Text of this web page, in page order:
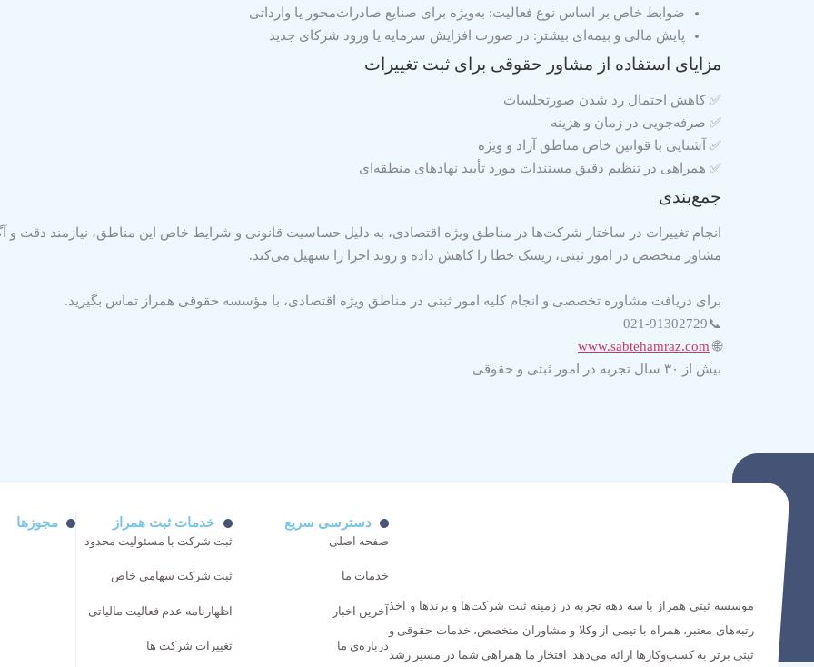
ضوابط خاص بر اساس نوع فعالیت: به‌ویژه برای صنایع صادرات‌محور یا وارداتی
پایش مالی و بیمه‌ای بیشتر : در صورت افزایش سرمایه یا ورود شرکای جدید
مزایای استفاده از مشاور حقوقی برای ثبت تغییرات
✅ کاهش احتمال رد شدن صورتجلسات
✅ صرفه‌جویی در زمان و هزینه
✅ آشنایی با قوانین خاص مناطق آزاد و ویژه
✅ همراهی در تنظیم دقیق مستندات مورد تأیید نهادهای منطقه‌ای
جمع‌بندی
انجام تغییرات در ساختار شرکت‌ها در مناطق ویژه اقتصادی، به دلیل حساسیت قانونی و شرایط خاص این مناطق، نیازمند دقت و
مشاور متخصص در امور ثبتی، ریسک خطا را کاهش داده و روند اجرا را تسهیل می‌کند.
برای دریافت مشاوره تخصصی و انجام کلیه امور ثبتی در مناطق ویژه اقتصادی، با مؤسسه حقوقی همراز تماس بگیرید.
📞021-91302729
🌐
www.sabtehamraz.com
بیش از ۳۰ سال تجربه در امور ثبتی و حقوقی
موسسه ثبتی همراز با سه دهه تجربه در زمینه ثبت شرکت‌ها و برندها و اخذ
رتبه‌های معتبر، همراه با تیمی از وکلا و مشاوران متخصص، خدمات حقوقی و
ثبتی برتر به کسب‌وکارها ارائه می‌دهد. افتخار ما همراهی شما در مسیر رشد
دسترسی سریع
صفحه اصلی
خدمات ما
آخرین اخبار
درباره‌ی ما
خدمات ثبت همراز
ثبت شرکت با مسئولیت محدود
ثبت شرکت سهامی خاص
اظهارنامه عدم فعالیت مالیاتی
تغییرات شرکت ها
مجوزها